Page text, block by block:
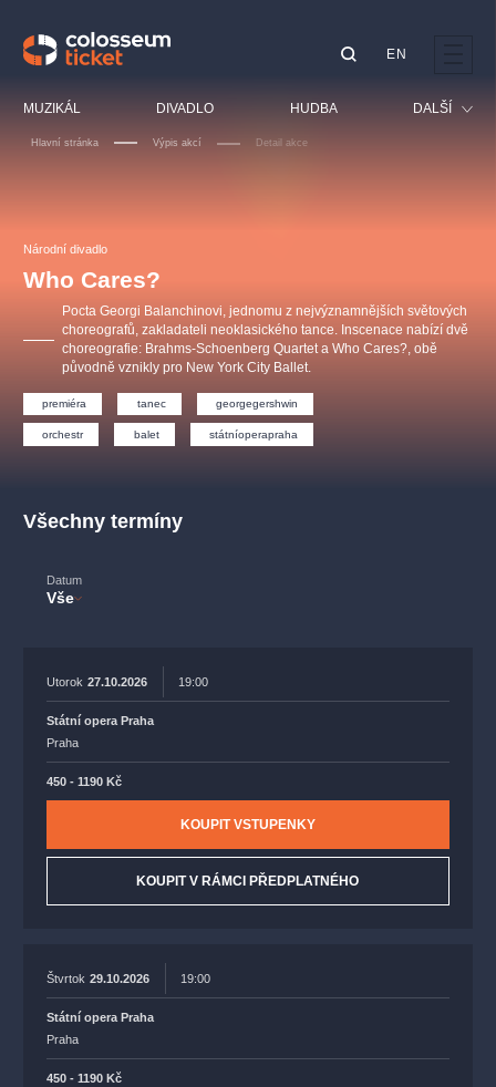
MUZIKÁL DIVADLO HUDBA DALŠÍ
Ostatní
EN
Hlavní stránka Výpis akcí Detail akce
Národní divadlo
Who Cares?
Pocta Georgi Balanchinovi, jednomu z nejvýznamnějších světových
choreografů, zakladateli neoklasického tance. Inscenace nabízí dvě
choreografie: Brahms-Schoenberg Quartet a Who Cares?, obě
původně vznikly pro New York City Ballet.
premiéra tanec georgegershwin
orchestr balet státníoperapraha
Všechny termíny
Datum
Vše
Utorok 27.10.2026 19:00
Státní opera Praha
Praha
450 - 1190 Kč
KOUPIT VSTUPENKY
KOUPIT V RÁMCI PŘEDPLATNÉHO
Štvrtok 29.10.2026 19:00
Státní opera Praha
Praha
450 - 1190 Kč
OBYČEJNÁ HOLKA
Agentura 44, s.r.o.
Ostatní hledají
muzikálypraha
národnídivadlo